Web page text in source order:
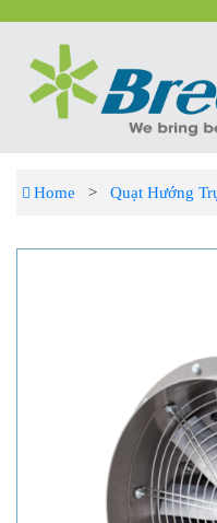
Home > Quạt Hướng